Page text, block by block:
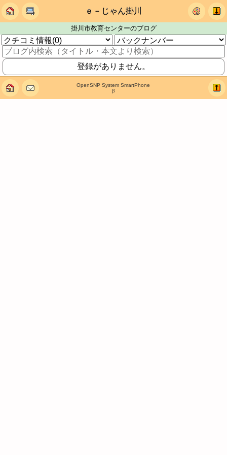
ｅ－じゃん掛川
掛川市教育センターのブログ
登録がありません。
OpenSNP System SmartPhone
β